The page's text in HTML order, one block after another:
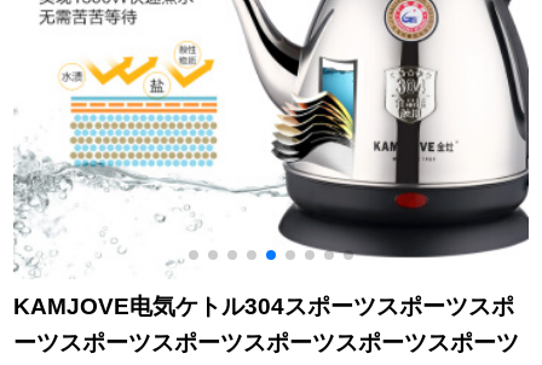
KAMJOVE电気ケトル304スポーツスポーツスポ
ーツスポーツスポーツスポーツスポーツスポーツ